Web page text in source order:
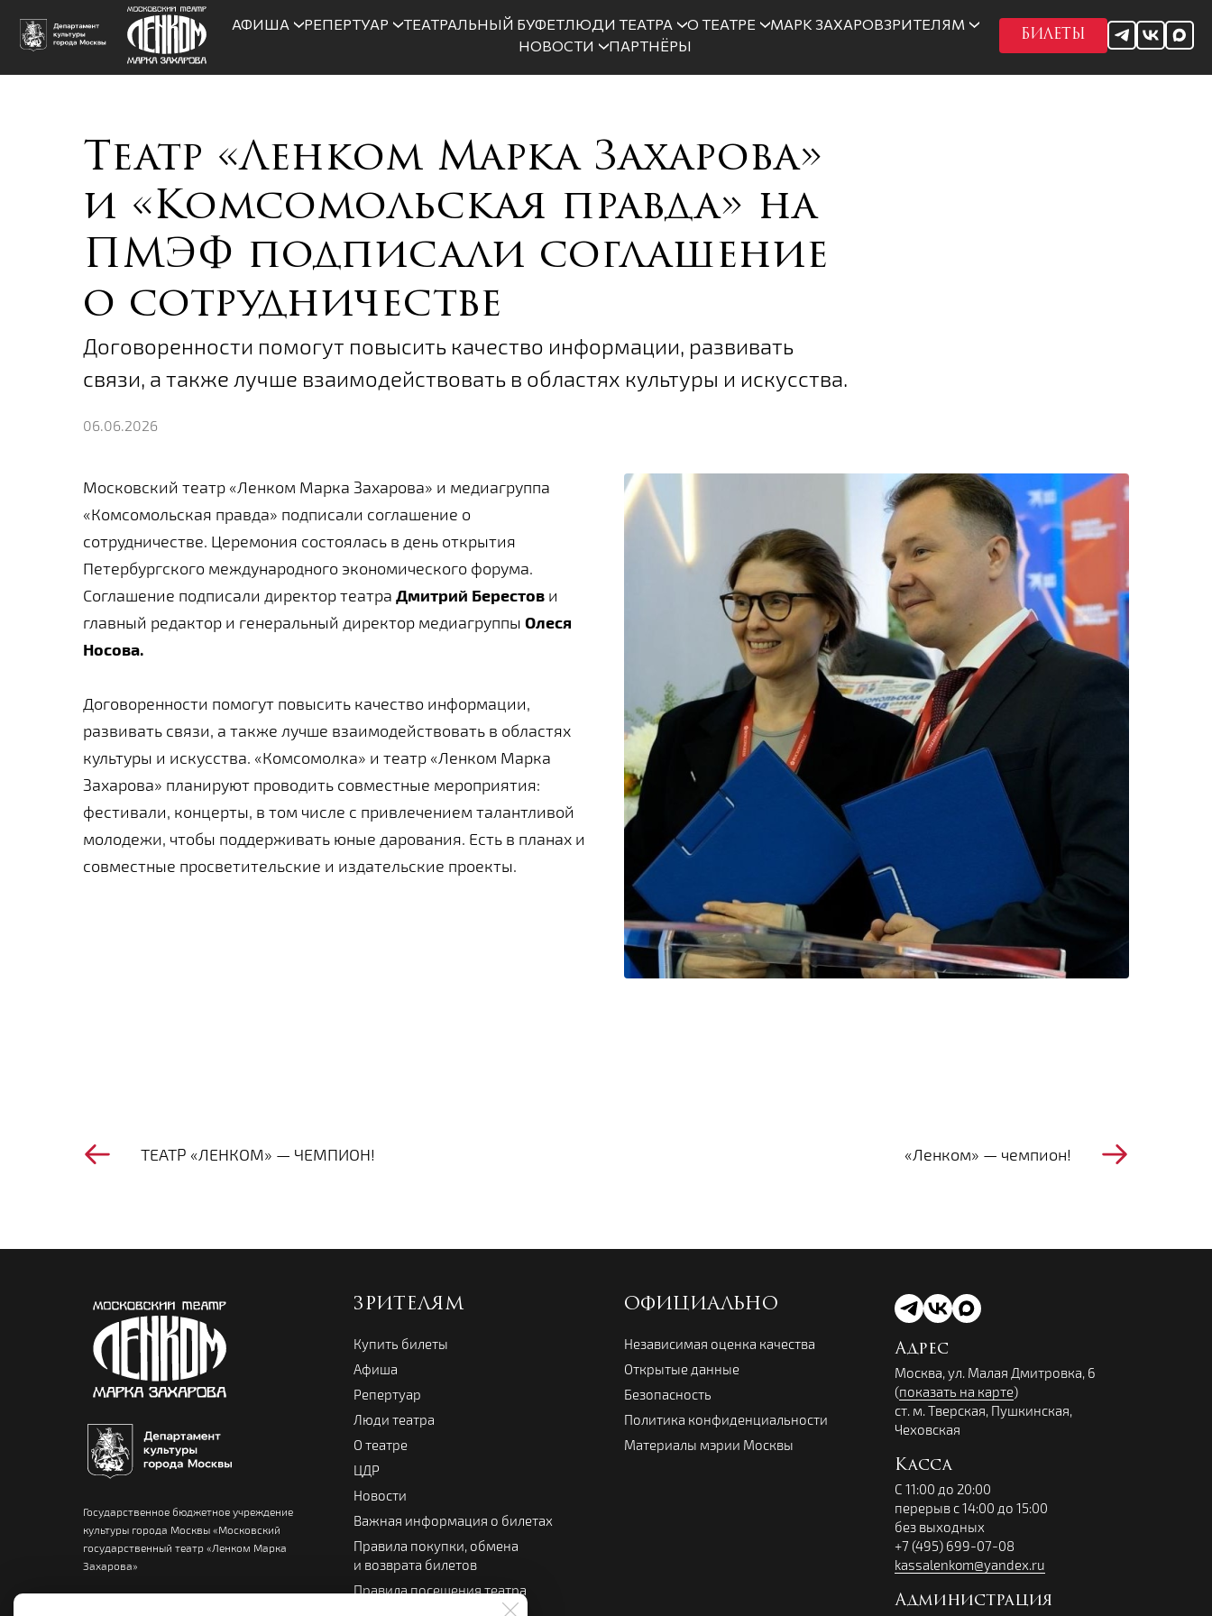
АФИША РЕПЕРТУАР ТЕАТРАЛЬНЫЙ БУФЕТЛЮДИ ТЕАТРА О ТЕАТРЕ МАРК ЗАХАРОВЗРИТЕЛЯМ
НОВОСТИ
ПАРТНЁРЫ
БИЛЕТЫ
Театр «Ленком Марка Захарова»
и «Комсомольская правда» на
ПМЭФ подписали соглашение
о сотрудничестве
Договоренности помогут повысить качество информации, развивать
связи, а также лучше взаимодействовать в областях культуры и искусства.
06.06.2026
Московский театр «Ленком Марка Захарова» и медиагруппа
«Комсомольская правда» подписали соглашение о
сотрудничестве. Церемония состоялась в день открытия
Петербургского международного экономического форума.
Соглашение подписали директор театра Дмитрий Берестов и
главный редактор и генеральный директор медиагруппы Олеся
Носова.
Договоренности помогут повысить качество информации,
развивать связи, а также лучше взаимодействовать в областях
культуры и искусства. «Комсомолка» и театр «Ленком Марка
Захарова» планируют проводить совместные мероприятия:
фестивали, концерты, в том числе с привлечением талантливой
молодежи, чтобы поддерживать юные дарования. Есть в планах и
совместные просветительские и издательские проекты.
ТЕАТР «ЛЕНКОМ» — ЧЕМПИОН! «Ленком» — чемпион!
Государственное бюджетное учреждение
культуры города Москвы «Московский
государственный театр «Ленком Марка
Захарова»
ЗРИТЕЛЯМ
Купить билеты
Афиша
Репертуар
Люди театра
О театре
ЦДР
Новости
Важная информация о билетах
Правила покупки, обмена
и возврата билетов
Правила посещения театра
ОФИЦИАЛЬНО
Независимая оценка качества
Открытые данные
Безопасность
Политика конфиденциальности
Материалы мэрии Москвы
Адрес
Москва, ул. Малая Дмитровка, 6
(показать на карте)
ст. м. Тверская, Пушкинская,
Чеховская
Касса
С 11:00 до 20:00
перерыв с 14:00 до 15:00
без выходных
+7 (495) 699-07-08
kassalenkom@yandex.ru
Администрация